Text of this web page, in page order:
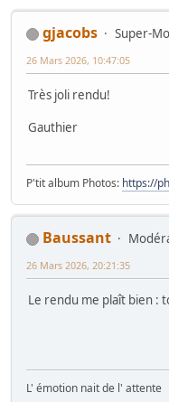
gjacobs
Super-
26 Mars 2026, 10:47:05
Très joli rendu!
Gauthier
P'tit album Photos: https://
Baussant
26 Mars 2026, 20:21:35
Le rendu me plaît bien :
L' émotion nait de l' attente